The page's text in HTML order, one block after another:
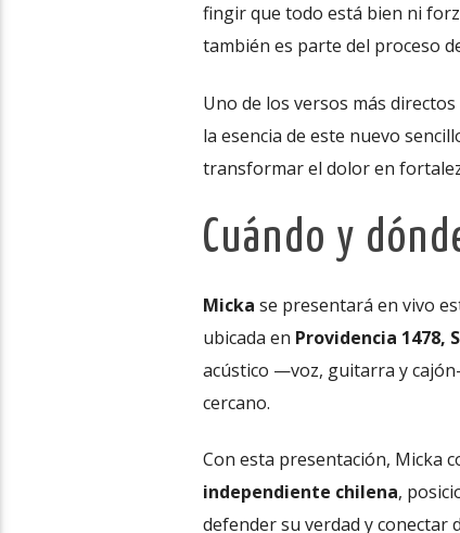
fingir que todo está bien ni
también es parte del proceso
Uno de los versos más
la esencia de este nuevo
transformar el dolor en
Cuándo y
Micka se presentará en vivo
ubicada en Providencia 1478,
acústico —voz, guitarra y
cercano.
Con esta presentación, Micka
independiente chilena,
defender su verdad y conectar